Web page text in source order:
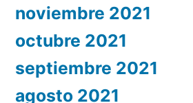
noviembre 2021
octubre 2021
septiembre 2021
agosto 2021